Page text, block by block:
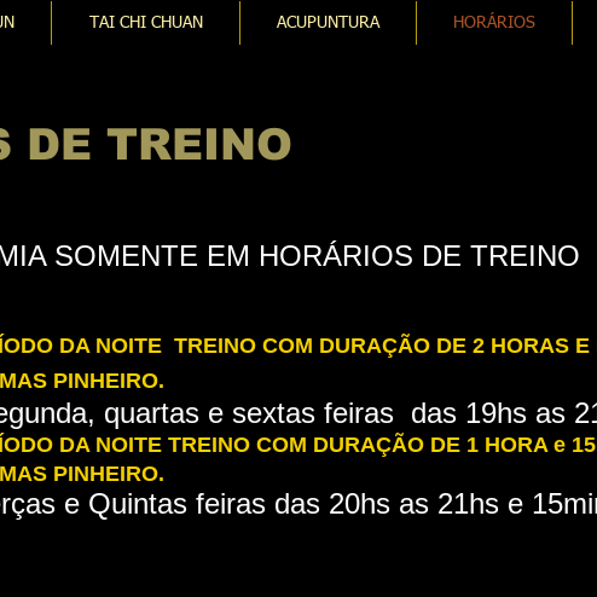
TAI CHI CHUAN ACUPUNTURA HORÁRIOS
DE TREINO
SOMENTE EM HORÁRIOS DE TREINO
DA NOITE TREINO COM DURAÇÃO DE 2 HORAS
PINHEIRO.
quartas e sextas feiras das 19hs as
DA NOITE TREINO COM DURAÇÃO DE 1 HORA e
PINHEIRO.
e Quintas feiras das 20hs as 21hs e